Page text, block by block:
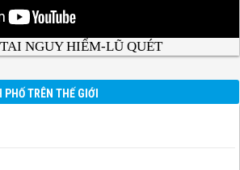
NGUY HIỂM-LŨ QUÉT
TRÊN THẾ GIỚI